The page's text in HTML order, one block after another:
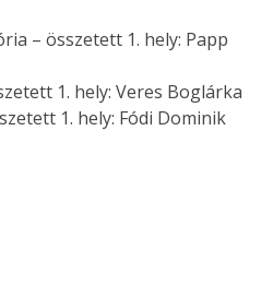
– összetett 1. hely: Papp
1. hely: Veres Boglárka
1. hely: Fódi Dominik